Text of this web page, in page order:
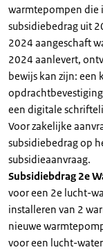
warmtepompen die
subsidiebedrag uit
2024 aangeschaft
2024 aanlevert,
bewijs kan zijn: een
een digitale
Voor zakelijke
subsidiebedrag op
subsidieaanvraag.
Subsidiebdrag 2e
voor een 2e lucht-
installeren van 2
nieuwe
voor een lucht-